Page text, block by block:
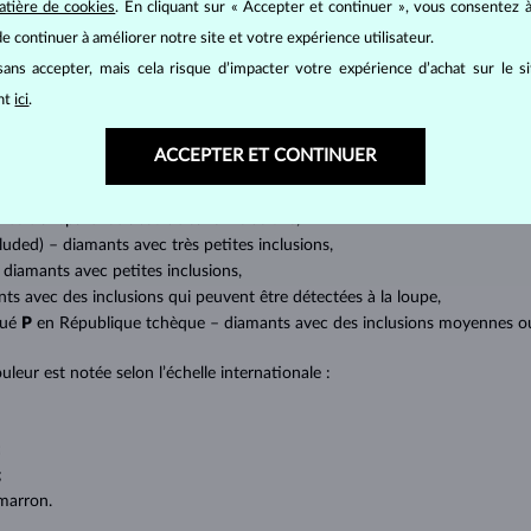
, on utilise les 4 paramètres de base, appelés 4C : taille (cut),
brillant. La taille ronde dite brillant
appartient aux tailles les plus
baguette, cœur, larme, ovale ou princesse (quadrilatère
quantité, la taille et la répartition des inclusions ou bien des
– diamants avec très petites inclusions,
avec petites inclusions,
avec des inclusions qui peuvent être détectées à la loupe,
P en République tchèque – diamants avec des inclusions moyennes
est notée selon l’échelle internationale :
de cookies. En cliquant sur « Accepter et continuer », vous consentez
continuer à améliorer notre site et votre expérience utilisateur.
accepter, mais cela risque d’impacter votre expérience d’achat sur le
ici.
ACCEPTER ET CONTINUER